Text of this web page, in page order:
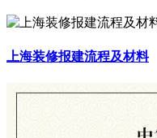
上海装修报建流程及材料